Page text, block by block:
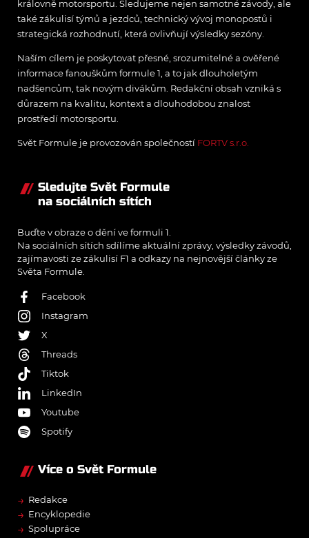
královně motorsportu. Sledujeme nejen samotné závody, ale
také zákulisí týmů a jezdců, technický vývoj monopostů i
strategická rozhodnutí, která ovlivňují výsledky sezóny.
Naším cílem je poskytovat přesné, srozumitelné a ověřené
informace fanouškům formule 1, a to jak dlouholetým
nadšencům, tak novým divákům. Redakční obsah vzniká s
důrazem na kvalitu, kontext a dlouhodobou znalost
prostředí motorsportu.
Svět Formule je provozován společností FORTV s.r.o.
Sledujte Svět Formule
na sociálních sítích
Buďte v obraze o dění ve formuli 1.
Na sociálních sítích sdílíme aktuální zprávy, výsledky závodů,
zajímavosti ze zákulisí F1 a odkazy na nejnovější články ze
Světa Formule.
Facebook
Instagram
X
Threads
Tiktok
LinkedIn
Youtube
Spotify
Více o Svět Formule
→ Redakce
→ Encyklopedie
→ Spolupráce